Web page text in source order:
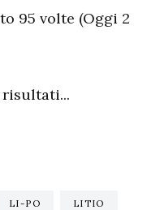
95 volte (Oggi 2
risultati...
LI-PO LITIO